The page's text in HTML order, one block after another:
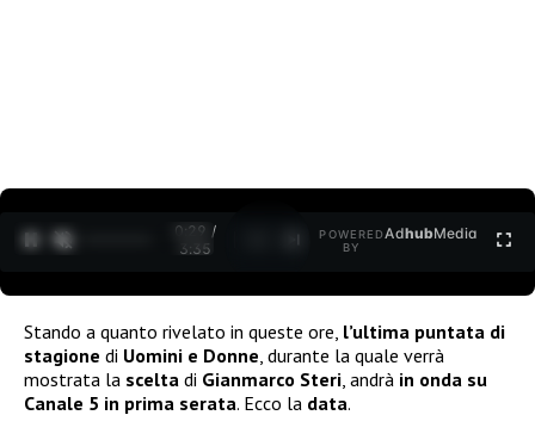
0:30 /
3:35
POWERED
BY
AdhubMedia
Stando a quanto rivelato in queste ore, l’ultima puntata di
stagione di Uomini e Donne , durante la quale verrà
mostrata la scelta di Gianmarco Steri , andrà in onda su
Canale 5 in prima serata. Ecco la data.